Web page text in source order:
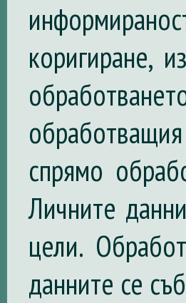
коригиране,
спрямо
Личните
цели.
данните се